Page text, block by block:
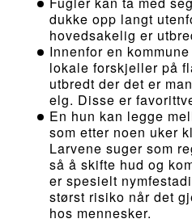
dukke opp langt
hovedsakelig er
Innenfor en
lokale forskjeller på
utbredt der det er
elg. Disse er
En hun kan legge
som etter noen uker
Larvene suger som
så å skifte hud og
er spesielt
størst risiko når det
hos mennesker.